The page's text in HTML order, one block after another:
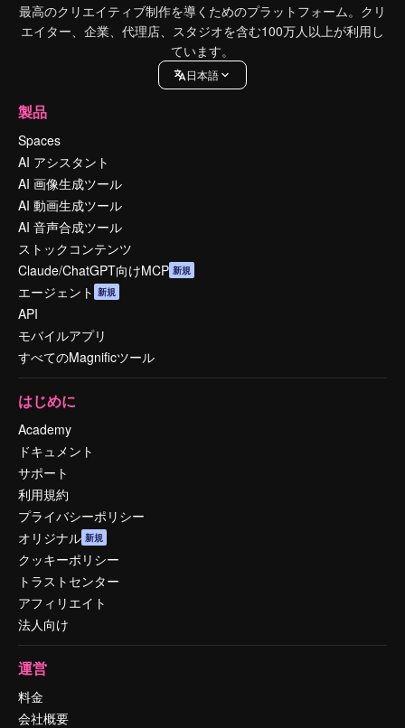
最高のクリエイティブ制作を導くためのプラットフォーム。クリ
エイター、企業、代理店、スタジオを含む100万人以上が利用し
ています。
日本語
製品
Spaces
AI アシスタント
AI 画像生成ツール
AI 動画生成ツール
AI 音声合成ツール
ストックコンテンツ
Claude/ChatGPT向けMCP 新規
エージェント 新規
API
モバイルアプリ
すべてのMagnificツール
はじめに
Academy
ドキュメント
サポート
利用規約
プライバシーポリシー
オリジナル 新規
クッキーポリシー
トラストセンター
アフィリエイト
法人向け
運営
料金
会社概要